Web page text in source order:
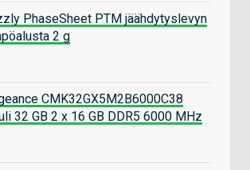
PhaseSheet PTM jäähdytyslevyn
2 g
CMK32GX5M2B6000C38
32 GB 2 x 16 GB DDR5 6000 MHz